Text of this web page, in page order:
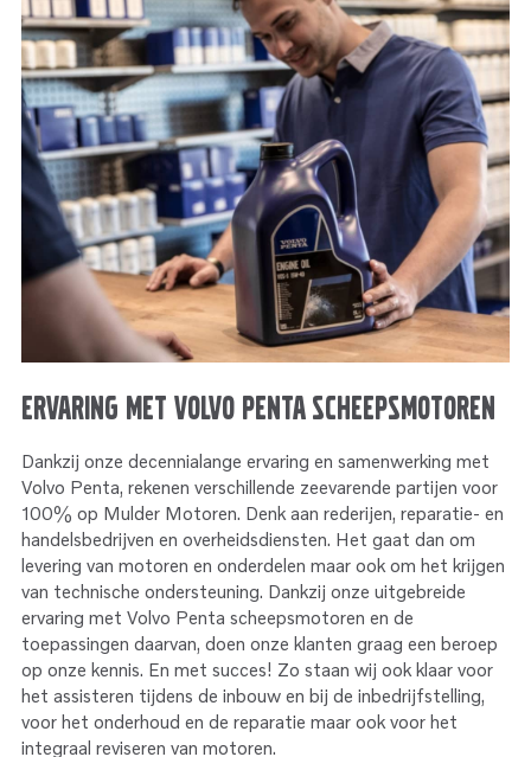
Ervaring met Volvo Penta scheepsmotoren
Dankzij onze decennialange ervaring en samenwerking met
Volvo Penta, rekenen verschillende zeevarende partijen voor
100% op Mulder Motoren. Denk aan rederijen, reparatie- en
handelsbedrijven en overheidsdiensten. Het gaat dan om
levering van motoren en onderdelen maar ook om het krijgen
van technische ondersteuning. Dankzij onze uitgebreide
ervaring met Volvo Penta scheepsmotoren en de
toepassingen daarvan, doen onze klanten graag een beroep
op onze kennis. En met succes! Zo staan wij ook klaar voor
het assisteren tijdens de inbouw en bij de inbedrijfstelling,
voor het onderhoud en de reparatie maar ook voor het
integraal reviseren van motoren.